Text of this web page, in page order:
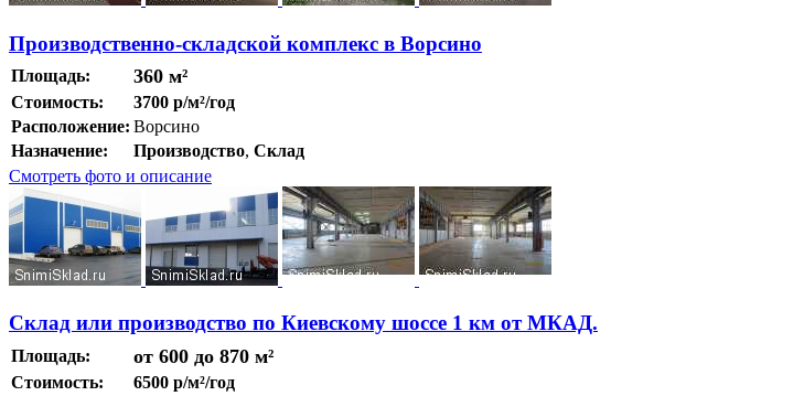
Производственно-складской комплекс в Ворсино
Площадь: 360 м²
Стоимость:
3700 р/м²/год
Расположение: Ворсино
Назначение:
Производство, Склад
Смотреть фото и описание
Склад или производство по Киевскому шоссе 1 км от МКАД.
Площадь: от 600 до 870 м²
Стоимость:
6500 р/м²/год